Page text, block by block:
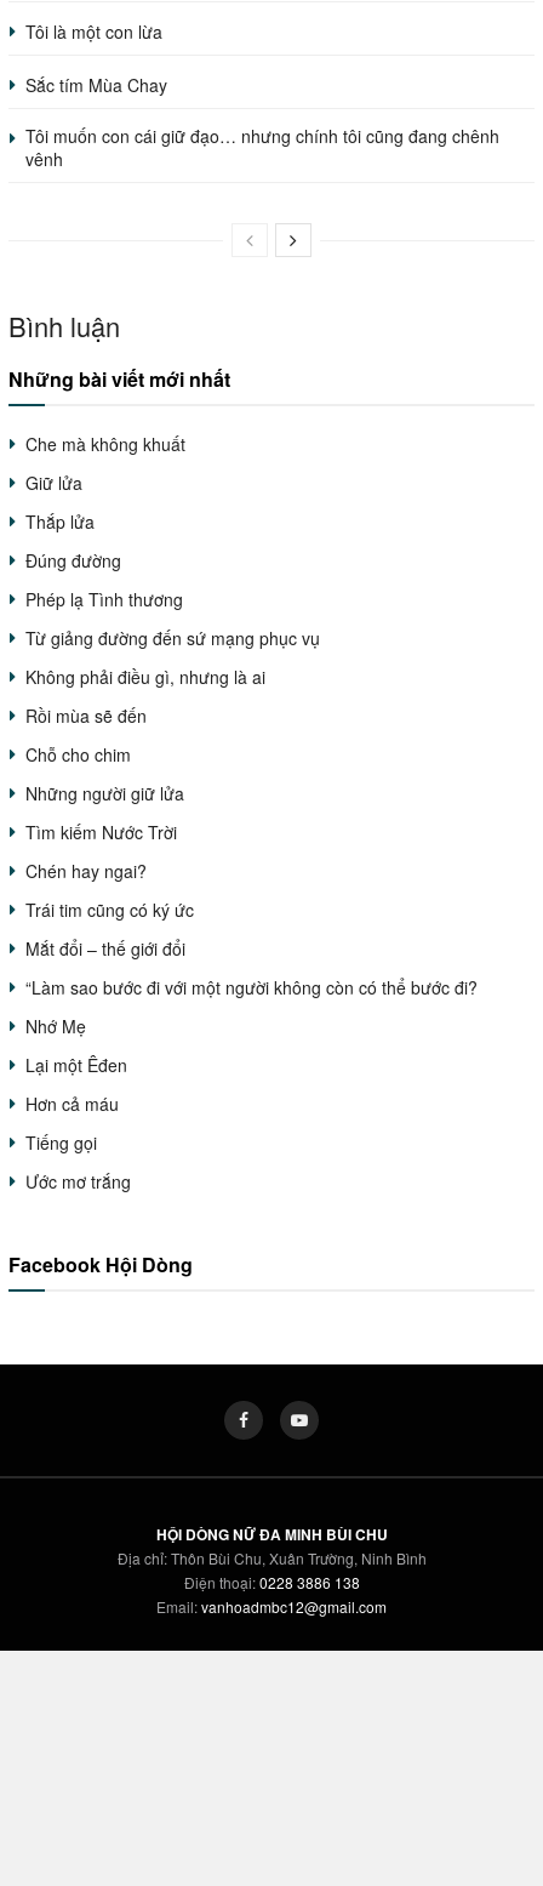
Tôi là một con lừa
Sắc tím Mùa Chay
Tôi muốn con cái giữ đạo… nhưng chính tôi cũng đang chênh
vênh
Bình luận
Những bài viết mới nhất
Che mà không khuất
Giữ lửa
Thắp lửa
Đúng đường
Phép lạ Tình thương
Từ giảng đường đến sứ mạng phục vụ
Không phải điều gì, nhưng là ai
Rồi mùa sẽ đến
Chỗ cho chim
Những người giữ lửa
Tìm kiếm Nước Trời
Chén hay ngai?
Trái tim cũng có ký ức
Mắt đổi – thế giới đổi
“Làm sao bước đi với một người không còn có thể bước đi?
Nhớ Mẹ
Lại một Êđen
Hơn cả máu
Tiếng gọi
Ước mơ trắng
Facebook Hội Dòng
HỘI DÒNG NỮ ĐA MINH BÙI CHU
Địa chỉ: Thôn Bùi Chu, Xuân Trường, Ninh Bình
Điện thoại:0228 3886 138
Email:vanhoadmbc12@gmail.com